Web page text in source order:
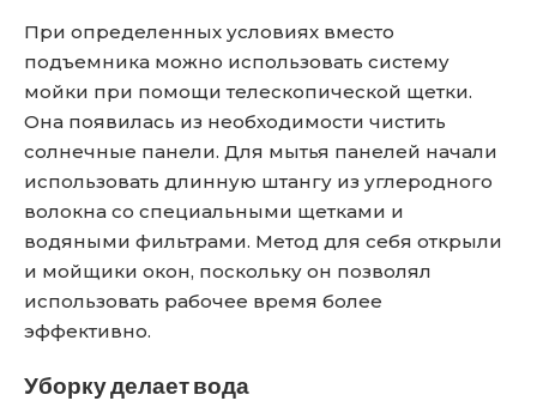
При определенных условиях вместо
подъемника можно использовать систему
мойки при помощи телескопической щетки.
Она появилась из необходимости чистить
солнечные панели. Для мытья панелей начали
использовать длинную штангу из углеродного
волокна со специальными щетками и
водяными фильтрами. Метод для себя открыли
и мойщики окон, поскольку он позволял
использовать рабочее время более
эффективно.
Уборку делает вода